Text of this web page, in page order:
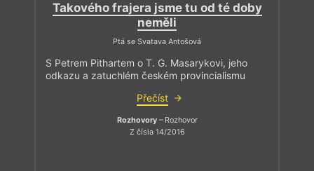
Takového frajera jsme tu od té doby
neměli
Ptá se Svatava Antošová
S Petrem Pithartem o T. G. Masarykovi, jeho
odkazu a zatuchlém českém provincialismu
Přečíst
Rozhovory– Rozhovor
Z čísla 14/2016